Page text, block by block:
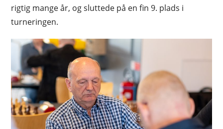
rigtig mange år, og sluttede på en fin 9. plads i
turneringen.